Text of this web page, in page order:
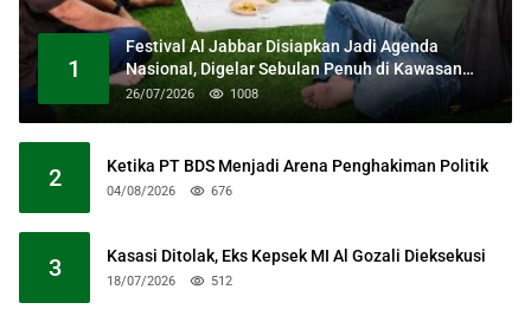
1
Festival Al Jabbar Disiapkan Jadi Agenda
Nasional, Digelar Sebulan Penuh di Kawasan
Masjid Raya Al Jabbar
26/07/2026 1008
2 Ketika PT BDS Menjadi Arena Penghakiman Politik
04/08/2026 676
3 Kasasi Ditolak, Eks Kepsek MI Al Gozali Dieksekusi
18/07/2026 512